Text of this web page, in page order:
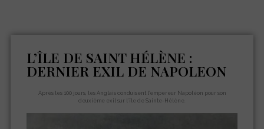
L’ÎLE DE SAINT HÉLÈNE :
DERNIER EXIL DE NAPOLEON
Après les 100 jours, les Anglais conduisent l’empereur Napoléon pour son
deuxième exil sur l’île de Sainte-Hélène.